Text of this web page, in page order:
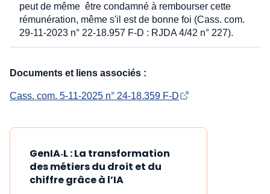
peut de même être condamné à rembourser cette
rémunération, même s'il est de bonne foi (Cass. com.
29-11-2023 n° 22-18.957 F-D : RJDA 4/42 n° 227).
Documents et liens associés :
Cass. com. 5-11-2025 n° 24-18.359 F-D
GenIA‑L : La transformation
des métiers du droit et du
chiffre grâce à l’IA